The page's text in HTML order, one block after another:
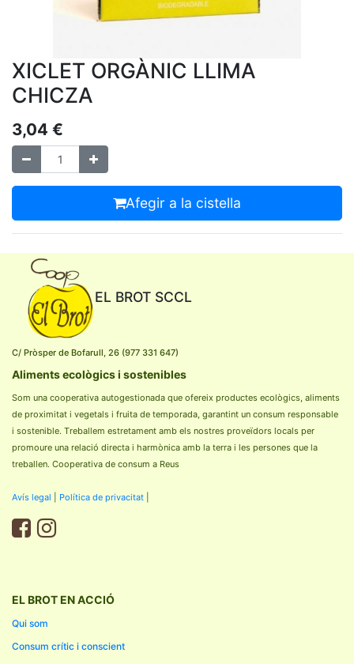
XICLET ORGÀNIC LLIMA
CHICZA
3,04 €
Afegir a la cistella
EL BROT SCCL
C/ Pròsper de Bofarull, 26 (977 331 647)
Aliments ecològics i sostenibles
Som una cooperativa autogestionada que ofereix productes ecològics, aliments
de proximitat i vegetals i fruita de temporada, garantint un consum responsable
i sostenible. Treballem estretament amb els nostres proveïdors locals per
promoure una relació directa i harmònica amb la terra i les persones que la
treballen. Cooperativa de consum a Reus
Avís legal Política de privacitat
EL BROT EN ACCIÓ
Qui som
Consum crític i conscient